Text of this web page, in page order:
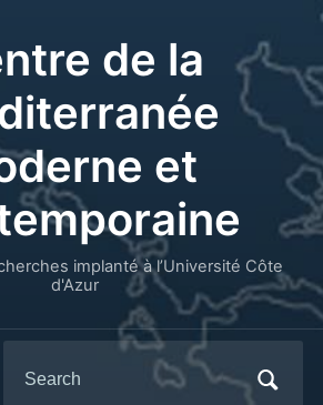
de la
et
implanté à l’Université Côte
d'Azur
for: